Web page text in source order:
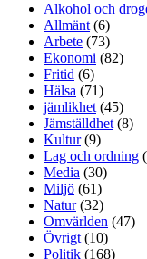
Alkohol och
Allmänt (6)
Arbete (73)
Ekonomi (82)
Fritid (6)
Hälsa (71)
jämlikhet (45)
Jämställdhet (8)
Kultur(9)
Lag och ordning
Media (30)
Miljö (61)
Natur(32)
Omvärlden (47)
Övrigt (10)
Politik (168)